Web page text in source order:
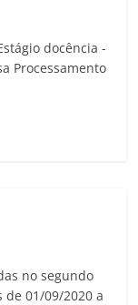
docência -
Processamento
no segundo
01/09/2020 a